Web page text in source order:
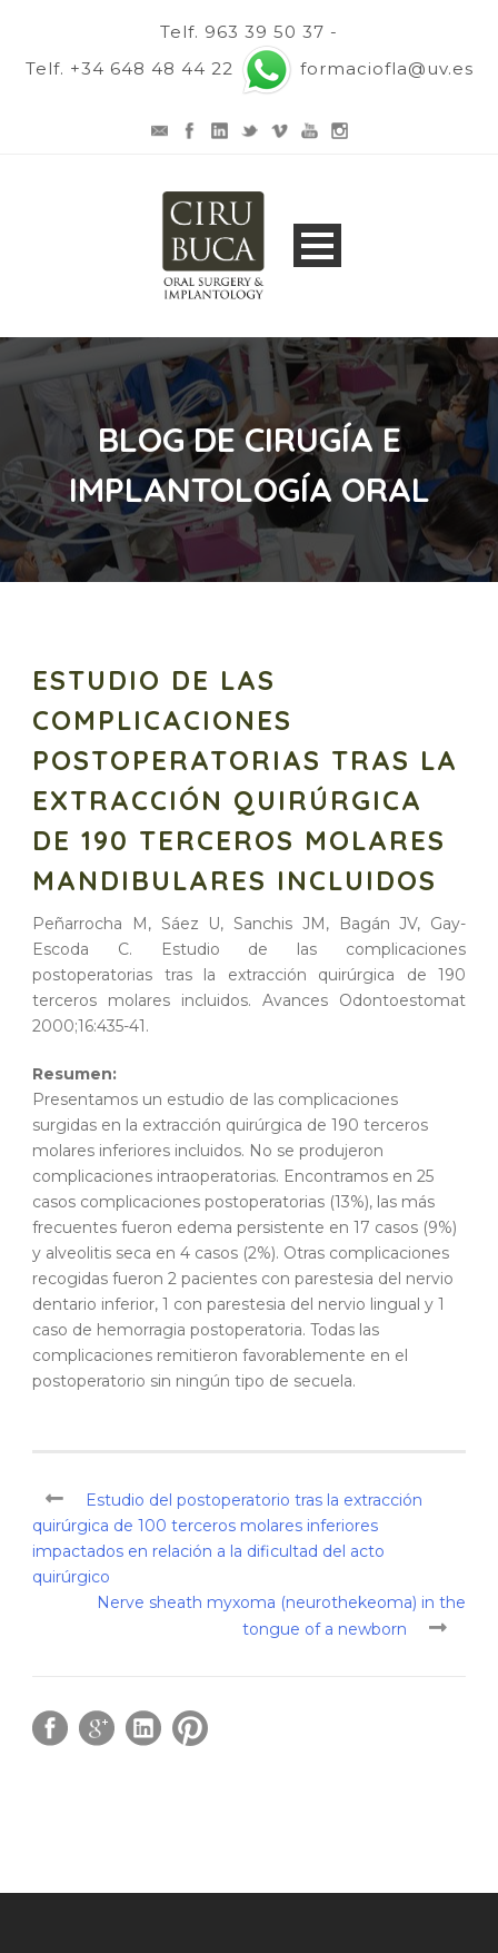
Telf. 963 39 50 37 -
Telf. +34 648 48 44 22
formaciofla@uv.es
BLOG DE CIRUGÍA E
IMPLANTOLOGÍA ORAL
ESTUDIO DE LAS
COMPLICACIONES
POSTOPERATORIAS TRAS LA
EXTRACCIÓN QUIRÚRGICA
DE 190 TERCEROS MOLARES
MANDIBULARES INCLUIDOS
Peñarrocha M, Sáez U, Sanchis JM, Bagán JV, Gay-
Escoda C. Estudio de las complicaciones
postoperatorias tras la extracción quirúrgica de 190
terceros molares incluidos. Avances Odontoestomat
2000;16:435-41.
Resumen:
Presentamos un estudio de las complicaciones
surgidas en la extracción quirúrgica de 190 terceros
molares inferiores incluidos. No se produjeron
complicaciones intraoperatorias. Encontramos en 25
casos complicaciones postoperatorias (13%), las más
frecuentes fueron edema persistente en 17 casos (9%)
y alveolitis seca en 4 casos (2%). Otras complicaciones
recogidas fueron 2 pacientes con parestesia del nervio
dentario inferior, 1 con parestesia del nervio lingual y 1
caso de hemorragia postoperatoria. Todas las
complicaciones remitieron favorablemente en el
postoperatorio sin ningún tipo de secuela.
Estudio del postoperatorio tras la extracción
quirúrgica de 100 terceros molares inferiores
impactados en relación a la dificultad del acto
quirúrgico
Nerve sheath myxoma (neurothekeoma) in the
tongue of a newborn